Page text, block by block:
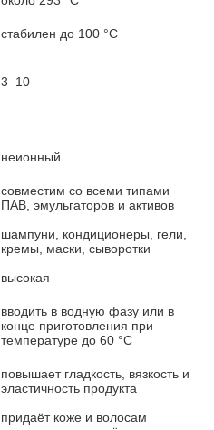
стабилен до 100 °C
3–10
неионный
совместим со всеми типами
ПАВ, эмульгаторов и активов
шампуни, кондиционеры, гели,
кремы, маски, сыворотки
высокая
вводить в водную фазу или в
конце приготовления при
температуре до 60 °C
повышает гладкость, вязкость и
эластичность продукта
придаёт коже и волосам